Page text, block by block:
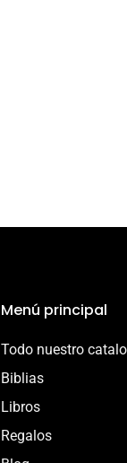
Menú principal
Todo nuestro
Biblias
Libros
Regalos